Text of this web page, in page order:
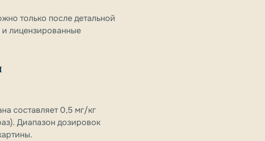
только после детальной
и лицензированные
составляет0,5 мг/кг
Диапазон дозировок